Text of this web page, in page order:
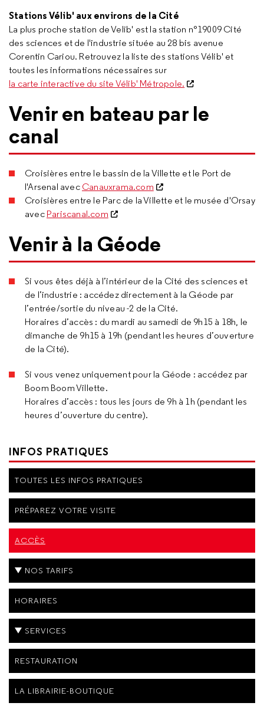
Stations Vélib' aux environs de la Cité
La plus proche station de Velib' est la station n°19009 Cité
des sciences et de l'industrie située au 28 bis avenue
Corentin Cariou. Retrouvez la liste des stations Vélib' et
toutes les informations nécessaires sur
la carte interactive du site Vélib' Métropole.
Venir en bateau par le
canal
Croisières entre le bassin de la Villette et le Port de
l'Arsenal avec Canauxrama.com
Croisières entre le Parc de la Villette et le musée d'Orsay
avec Pariscanal.com
Venir à la Géode
Si vous êtes déjà à l’intérieur de la Cité des sciences et
de l’industrie : accédez directement à la Géode par
l’entrée/sortie du niveau -2 de la Cité.
Horaires d’accès : du mardi au samedi de 9h15 à 18h, le
dimanche de 9h15 à 19h (pendant les heures d’ouverture
de la Cité).
Si vous venez uniquement pour la Géode : accédez par
Boom Boom Villette.
Horaires d’accès : tous les jours de 9h à 1h (pendant les
heures d’ouverture du centre).
INFOS PRATIQUES
TOUTES LES INFOS PRATIQUES
PRÉPAREZ VOTRE VISITE
ACCÈS
NOS TARIFS
HORAIRES
SERVICES
RESTAURATION
LA LIBRAIRIE-BOUTIQUE